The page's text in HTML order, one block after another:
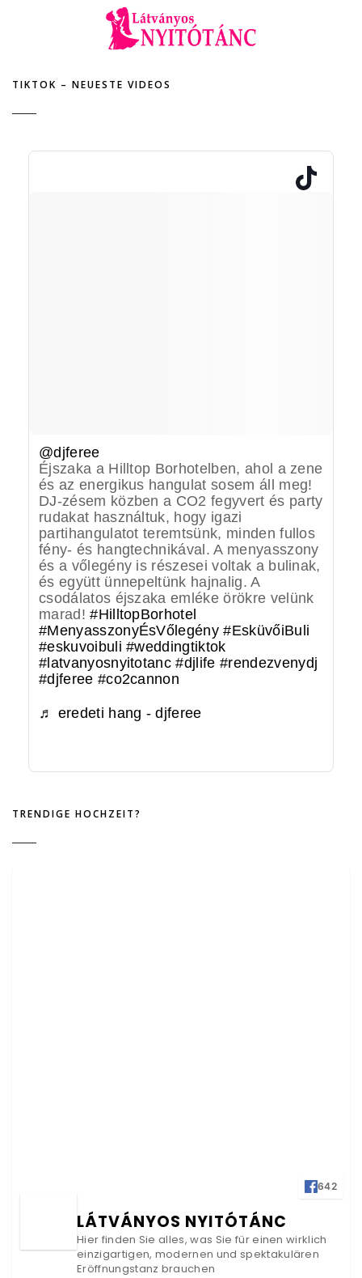
TIKTOK – NEUESTE VIDEOS
@djferee
Éjszaka a Hilltop Borhotelben, ahol a zene
és az energikus hangulat sosem áll meg!
DJ-zésem közben a CO2 fegyvert és party
rudakat használtuk, hogy igazi
partihangulatot teremtsünk, minden fullos
fény- és hangtechnikával. A menyasszony
és a vőlegény is részesei voltak a bulinak,
és együtt ünnepeltünk hajnalig. A
csodálatos éjszaka emléke örökre velünk
marad!#HilltopBorhotel
#MenyasszonyÉsVőlegény #EsküvőiBuli
#eskuvoibuli #weddingtiktok
#latvanyosnyitotanc #djlife #rendezvenydj
#djferee #co2cannon
♬ eredeti hang - djferee
TRENDIGE HOCHZEIT?
642
LÁTVÁNYOS NYITÓTÁNC
Hier finden Sie alles, was Sie für einen wirklich
einzigartigen, modernen und spektakulären
Eröffnungstanz brauchen